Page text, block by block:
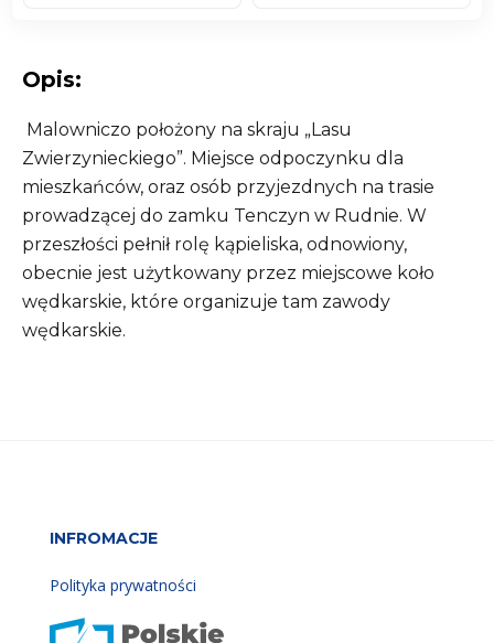
Opis:
Malowniczo położony na skraju „Lasu
Zwierzynieckiego”. Miejsce odpoczynku dla
mieszkańców, oraz osób przyjezdnych na trasie
prowadzącej do zamku Tenczyn w Rudnie. W
przeszłości pełnił rolę kąpieliska, odnowiony,
obecnie jest użytkowany przez miejscowe koło
wędkarskie, które organizuje tam zawody
wędkarskie.
INFROMACJE
Polityka prywatności